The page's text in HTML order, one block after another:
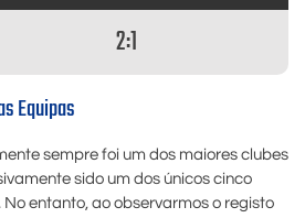
2:1
Equipas
sempre foi um dos maiores clubes
sido um dos únicos cinco
entanto, ao observarmos o registo